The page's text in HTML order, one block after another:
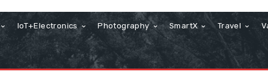
IoT+Electronics Photography SmartX Travel